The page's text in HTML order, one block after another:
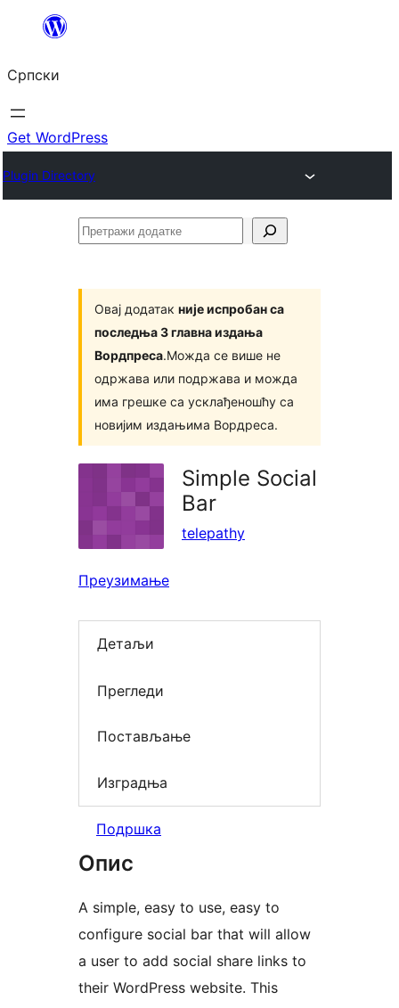
Скочи
садржај
Српски
Get WordPress
Plugin Directory
Претражи
Овај додатак није испробан са
последња 3 главна издања
Вордпреса.Можда се више не
одржава или подржава и можда
има грешке са усклађеношћу са
новијим издањима Вордреса.
Simple Social
Bar
telepathy
Преузимање
Детаљи
Прегледи
Постављање
Изградња
Подршка
Опис
A simple, easy to use, easy to
configure social bar that will allow
a user to add social share links to
their WordPress website. This